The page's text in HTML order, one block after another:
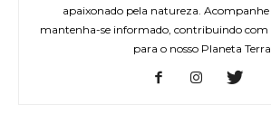
apaixonado pela natureza. Acompanhe
mantenha-se informado, contribuindo
para o nosso Planeta